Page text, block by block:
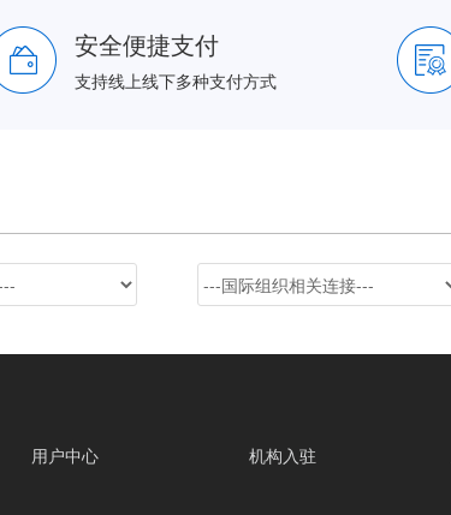
安全便捷支付
支持线上线下多种支付方式
用户中心 机构入驻